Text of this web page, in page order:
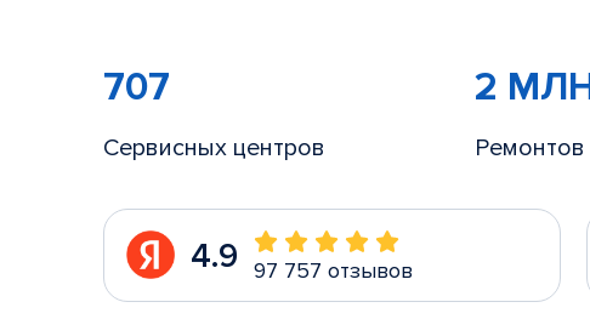
707
Сервисных центров
2
Ремонтов
4.9 97 757 отзывов